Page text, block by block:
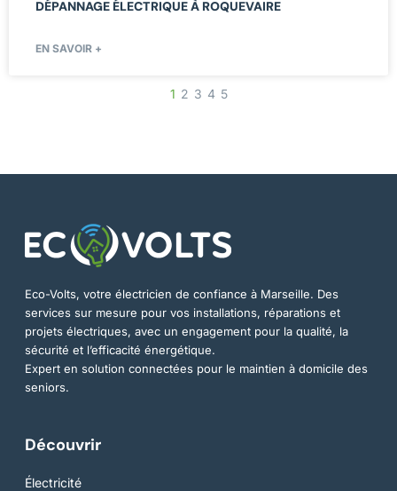
DÉPANNAGE ÉLECTRIQUE À ROQUEVAIRE
EN SAVOIR +
1 2 3 4 5
Eco-Volts, votre électricien de confiance à Marseille. Des
services sur mesure pour vos installations, réparations et
projets électriques, avec un engagement pour la qualité, la
sécurité et l’efficacité énergétique.
Expert en solution connectées pour le maintien à domicile des
seniors.
Découvrir
Électricité